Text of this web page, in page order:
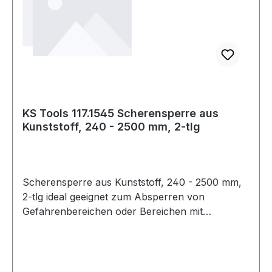
KS Tools 117.1545 Scherensperre aus
Kunststoff, 240 - 2500 mm, 2-tlg
Scherensperre aus Kunststoff, 240 - 2500 mm,
2-tlg ideal geeignet zum Absperren von
Gefahrenbereichen oder Bereichen mit